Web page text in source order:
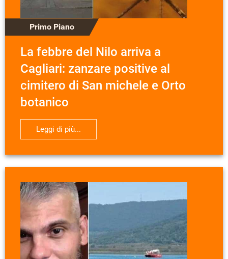
Primo Piano
La febbre del Nilo arriva a
Cagliari: zanzare positive al
cimitero di San michele e Orto
botanico
Leggi di più...